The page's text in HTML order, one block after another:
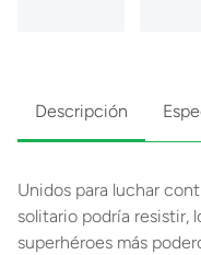
Descripción
Unidos para luchar
solitario podría resistir,
superhéroes más